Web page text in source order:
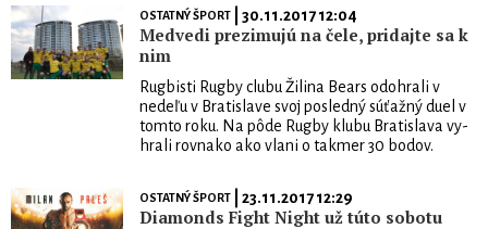
OSTATNÝ ŠPORT| 30.11.2017 12:04
Medvedi prezimujú na čele, pridajte sa k
nim
Rugbisti Rugby clubu Žili­na Bears odohrali v
nedeľu v Bratislave svoj posledný súťažný duel v
tomto roku. Na pôde Rugby klubu Bratislava vy­
hrali rovnako ako vlani o takmer 30 bodov.
OSTATNÝ ŠPORT| 23.11.2017 12:29
Diamonds Fight Night už túto sobotu